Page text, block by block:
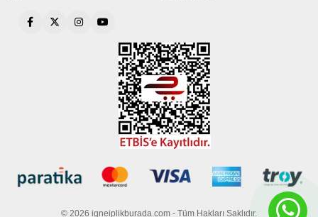
© 2026 igneiplikburada.com - Tüm Hakları Saklıdır.